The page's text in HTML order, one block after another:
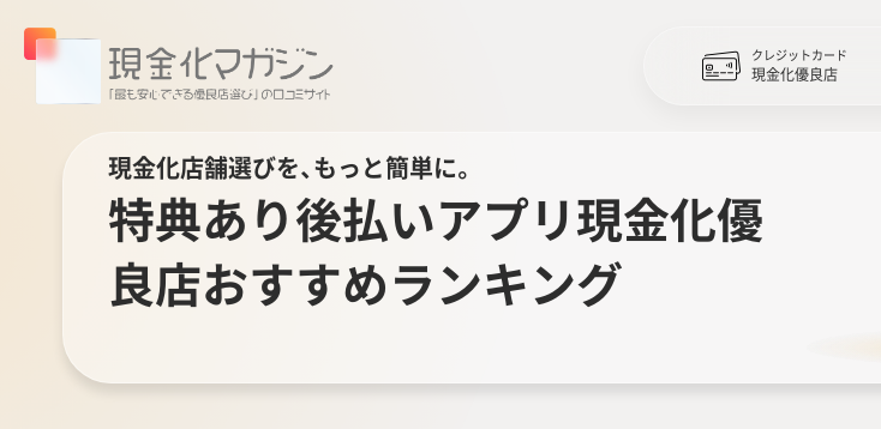
クレジットカード
現金化優良店
現金化店舗選びを、もっと簡単に。
特典あり後払いアプリ現金化優
良店おすすめランキング